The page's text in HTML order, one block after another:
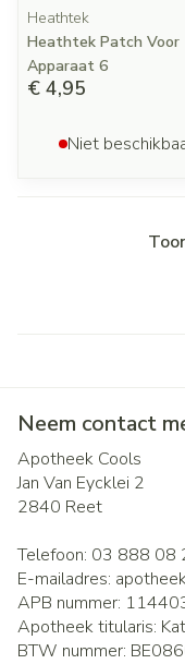
Heathtek
Heathtek Patch Voor
Apparaat 6
€ 4,95
Niet
Neem contact
Apotheek Cools
Jan Van Eycklei 2
2840 Reet
Telefoon: 03 888 08
E-mailadres:
APB nummer:
Apotheek titularis:
BTW nummer: